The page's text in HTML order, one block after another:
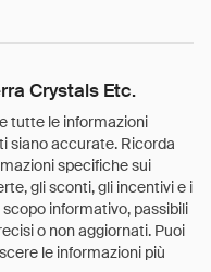
Crystals Etc.
tutte le informazioni
siano accurate. Ricorda
specifiche sui
gli sconti, gli incentivi e i
informativo, passibili
o non aggiornati. Puoi
le informazioni più